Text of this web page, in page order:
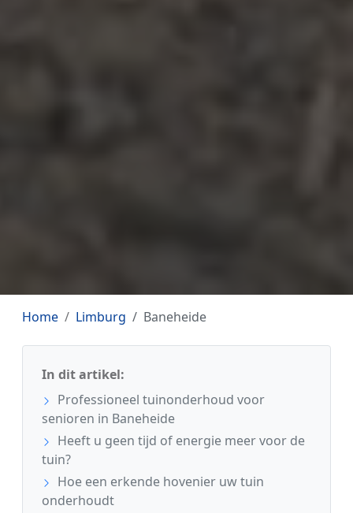
Home Limburg Baneheide
In dit artikel:
Professioneel tuinonderhoud voor
senioren in Baneheide
Heeft u geen tijd of energie meer voor de
tuin?
Hoe een erkende hovenier uw tuin
onderhoudt